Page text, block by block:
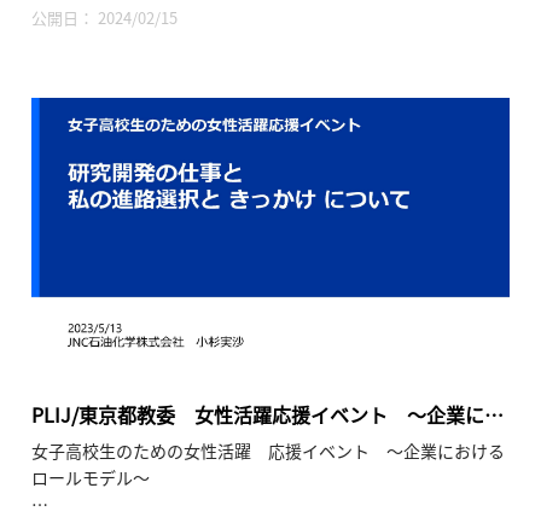
公開日： 2024/02/15
PLIJ/東京都教委 女性活躍応援イベント ～企業にお
けるロールモデル～ご講演：化学品製造・研究開発
（2023年5月13日）
女子高校生のための女性活躍 応援イベント ～企業における
ロールモデル～